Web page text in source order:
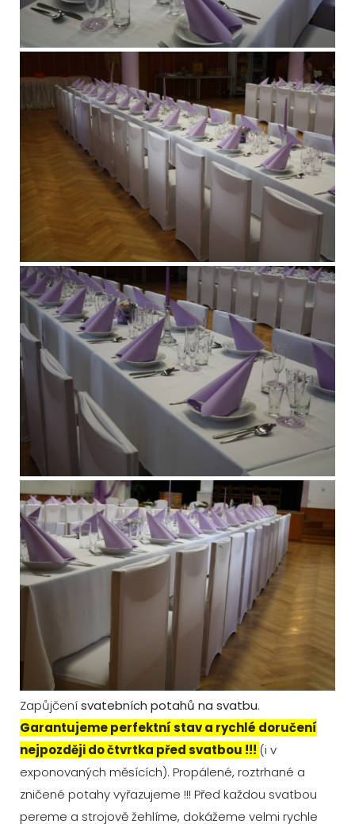
Zapůjčenísvatebních potahů na svatbu.
Garantujeme perfektní stav a rychlé doručení
nejpozději do čtvrtka před svatbou !!! (i v
exponovaných měsících). Propálené, roztrhané a
zničené potahy vyřazujeme !!! Před každou svatbou
pereme a strojově žehlíme, dokážeme velmi rychle